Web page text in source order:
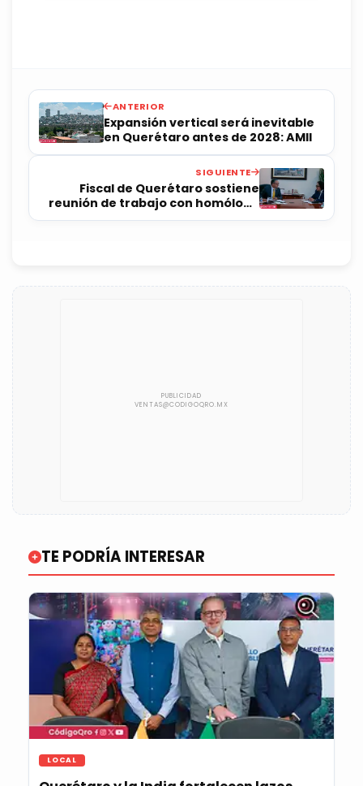
ANTERIOR
Expansión vertical será inevitable
en Querétaro antes de 2028: AMII
SIGUIENTE
Fiscal de Querétaro sostiene
reunión de trabajo con homólogo
de Guanajuato
TE PODRÍA INTERESAR
LOCAL